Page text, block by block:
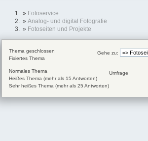
» Fotoservice
» Analog- und digital Fotografie
» Fotoseiten und Projekte
Gehe zu:
Normales Thema
Heißes Thema (mehr als 15 Antworten)
Sehr heißes Thema (mehr als 25 Antworten)
Thema geschlossen
Fixiertes Thema
Umfrage